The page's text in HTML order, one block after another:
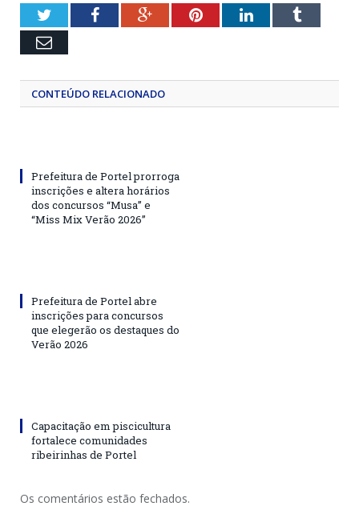
TwitterFacebookGoogle+PinterestLinkedInTumblr
Email
CONTEÚDO RELACIONADO
Prefeitura de Portel prorroga
inscrições e altera horários
dos concursos “Musa” e
“Miss Mix Verão 2026”
Prefeitura de Portel abre
inscrições para concursos
que elegerão os destaques do
Verão 2026
Capacitação em piscicultura
fortalece comunidades
ribeirinhas de Portel
Os comentários estão fechados.